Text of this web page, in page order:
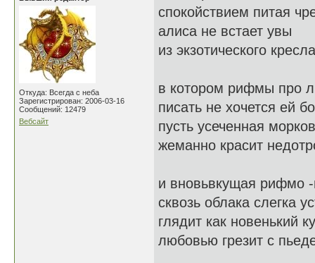
Откуда: Всегда с неба
Зарегистрирован: 2006-03-16
Сообщений: 12479
Вебсайт
спокойствием питая
алиса не встает увы
из экзотического кресла
в котором рифмы про
писать не хочется ей
пусть усеченная
жеманно красит
и вновьвкущая рифмо
сквозь облака слегка
глядит как новенький
любовью грезит с